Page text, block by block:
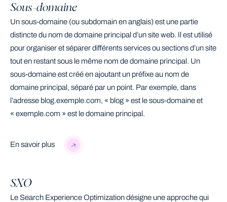
Sous-domaine
Un sous-domaine (ou subdomain en anglais) est une partie
distincte du nom de domaine principal d’un site web. Il est utilisé
pour organiser et séparer différents services ou sections d’un site
tout en restant sous le même nom de domaine principal. Un
sous-domaine est créé en ajoutant un préfixe au nom de
domaine principal, séparé par un point. Par exemple, dans
l’adresse blog.exemple.com, « blog » est le sous-domaine et
« exemple.com » est le domaine principal.
En savoir plus
SXO
Le Search Experience Optimization désigne une approche qui